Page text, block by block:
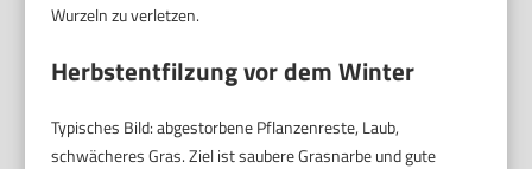
Wurzeln zu verletzen.
Herbstentfilzung vor dem Winter
Typisches Bild: abgestorbene Pflanzenreste, Laub,
schwächeres Gras. Ziel ist saubere Grasnarbe und gute